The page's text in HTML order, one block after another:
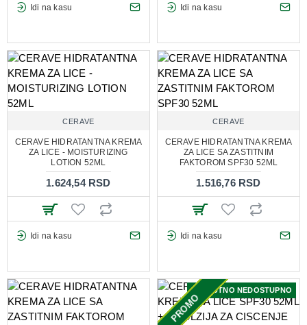
Idi na kasu Idi na kasu
CERAVE
CERAVE HIDRATANTNA KREMA
ZA LICE - MOISTURIZING
LOTION 52ML
1.624,54 RSD
Idi na kasu
CERAVE
CERAVE HIDRATANTNA KREMA
ZA LICE SA ZASTITNIM
FAKTOROM SPF30 52ML
1.516,76 RSD
Idi na kasu
TRENUTNO NEDOSTUPNO
PROMO